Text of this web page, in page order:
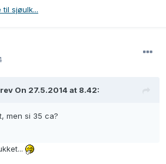
sjøulk...
On 27.5.2014 at 8.42:
men si 35 ca?